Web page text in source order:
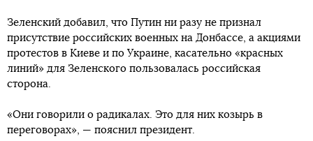
Зеленский добавил, что Путин ни разу не признал
присутствие российских военных на Донбассе, а акциями
протестов в Киеве и по Украине, касательно «красных
линий» для Зеленского пользовалась российская
сторона.
«Они говорили о радикалах. Это для них козырь в
переговорах», — пояснил президент.